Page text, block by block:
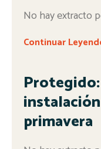
No hay extracto
Continuar
Protegido:
primavera